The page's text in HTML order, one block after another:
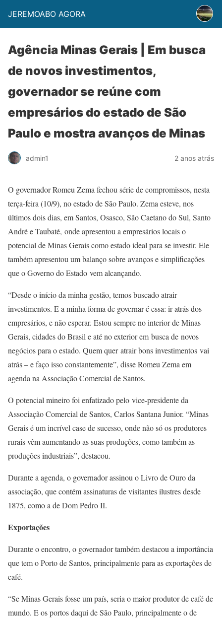
JEREMOABO AGORA
Agência Minas Gerais | Em busca
de novos investimentos,
governador se reúne com
empresários do estado de São
Paulo e mostra avanços de Minas
admin1 2 anos atrás
O governador Romeu Zema fechou série de compromissos, nesta
terça-feira (10/9), no estado de São Paulo. Zema esteve, nos
últimos dois dias, em Santos, Osasco, São Caetano do Sul, Santo
André e Taubaté, onde apresentou a empresários locais o
potencial de Minas Gerais como estado ideal para se investir. Ele
também apresentou um balanço sobre avanços e simplificações
que o Governo do Estado vem alcançando.
“Desde o início da minha gestão, temos buscado atrair
investimentos. E a minha forma de governar é essa: ir atrás dos
empresários, e não esperar. Estou sempre no interior de Minas
Gerais, cidades do Brasil e até no exterior em busca de novos
negócios para o estado. Quem quer atrair bons investimentos vai
atrás – e faço isso constantemente”, disse Romeu Zema em
agenda na Associação Comercial de Santos.
O potencial mineiro foi enfatizado pelo vice-presidente da
Associação Comercial de Santos, Carlos Santana Junior. “Minas
Gerais é um incrível case de sucesso, onde não só os produtores
rurais vêm aumentando as suas produções, como também as
produções industriais”, destacou.
Durante a agenda, o governador assinou o Livro de Ouro da
associação, que contém assinaturas de visitantes ilustres desde
1875, como a de Dom Pedro II.
Exportações
Durante o encontro, o governador também destacou a importância
que tem o Porto de Santos, principalmente para as exportações de
café.
“Se Minas Gerais fosse um país, seria o maior produtor de café de
mundo. E os portos daqui de São Paulo, principalmente o de